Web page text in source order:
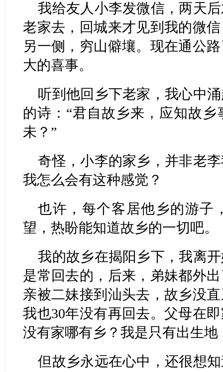
我给友人小李发微信，两天
老家去，回城来才见到我的微
另一侧，穷山僻壤。现在通公
大的喜事。
听到他回乡下老家，我心中
的诗：“君自故乡来，应知故
未？”
奇怪，小李的家乡，并非老
我怎么会有这种感觉？
也许，每个客居他乡的游子
望，热盼能知道故乡的一切吧。
我的故乡在揭阳乡下，我离
是常回去的，后来，弟妹都外
亲被二妹接到汕头去，故乡没
我也30年没有再回去。父母在
没有家哪有乡？我是只有出生
但故乡永远在心中，还很想